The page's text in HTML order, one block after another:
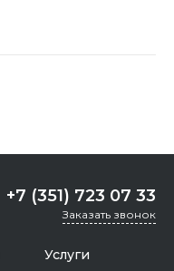
+7 (351) 723 07 33
Заказать звонок
Услуги